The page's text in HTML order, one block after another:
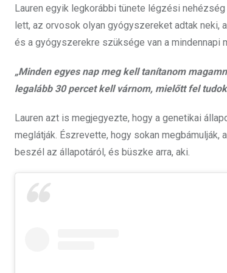
Lauren egyik legkorábbi tünete légzési
lett, az orvosok olyan gyógyszereket adtak
és a gyógyszerekre szüksége van a mindennapi
„Minden egyes nap meg kell tanítanom
legalább 30 percet kell várnom, mielőtt fel
Lauren azt is megjegyezte, hogy a genetikai
meglátják. Észrevette, hogy sokan megbámulják,
beszél az állapotáról, és büszke arra, aki.